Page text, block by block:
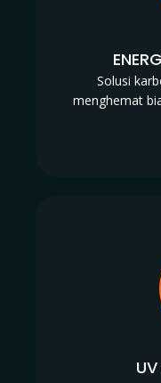
Solusi
menghemat